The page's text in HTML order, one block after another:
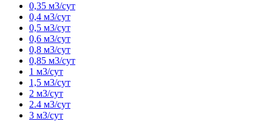
0,35 м3/сут
0,4 м3/сут
0,5 м3/сут
0,6 м3/сут
0,8 м3/сут
0,85 м3/сут
1 м3/сут
1,5 м3/сут
2 м3/сут
2.4 м3/сут
3 м3/сут